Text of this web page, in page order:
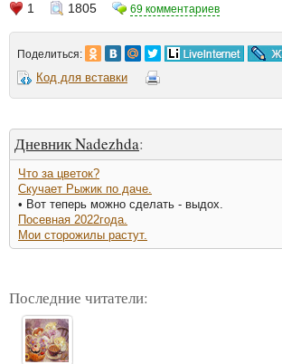
1 1805 69 комментариев
Поделиться:
Код для вставки
Дневник Nadezhda:
Что за цветок?
Скучает Рыжик по даче.
• Вот теперь можно сделать - выдох.
Посевная 2022года.
Мои сторожилы растут.
Последние читатели: